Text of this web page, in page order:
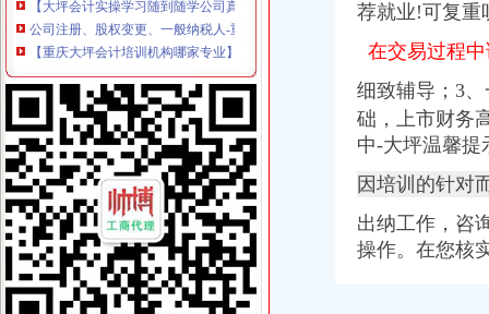
公司注册、股权变更、一般纳税人-重庆渝中大坪会计/审计-分类168信
【重庆大坪会计培训机构哪家专业】-渝中大坪易登网
【58同城】重庆渝中大坪工商注册_公司注册代理_代办注册公司价格
重庆大坪院财务/会计助理工资待遇（共1人分享）-职业圈
重庆大坪哪个会计培训班好-报名在线
大坪镇做好村级财务审计服务换届选举工作
大坪诚聘会计出纳_重庆冠盛通信连锁招聘信息-重庆58同城
2014年秋大坪中学财务移交清单doc下载_爱问共享资料
重庆税务咨询：大坪工商办理代理记账税务咨询-重庆爱问分类
上海大坪会计培训学校_厚学网_新浪博客
梅县大坪财政管理所
渝中区财务会计招聘_世纪佳缘重庆大坪VIP服务中心招聘信息_联英人
大坪财务公司
【大坪会计实操学习随到随学公司真账实操培训】-渝中大坪职业培训
荐就业!可复重
在交易过程
细致辅导；3
础，上市财务
中-大坪温馨提
因培训的针对
出纳工作，咨
操作。在您核